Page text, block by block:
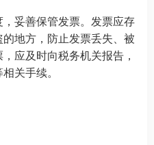
妥善保管发票。发票应存
地方，防止发票丢失、被
应及时向税务机关报告，
关手续。